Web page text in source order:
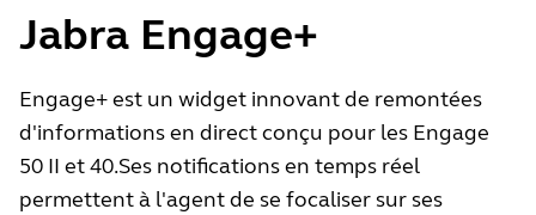
Jabra Engage+
Engage+ est un widget innovant de remontées
d'informations en direct conçu pour les Engage
50 II et 40.Ses notifications en temps réel
permettent à l'agent de se focaliser sur ses